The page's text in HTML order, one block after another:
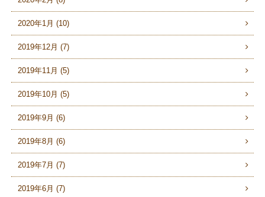
2020年1月 (10)
2019年12月 (7)
2019年11月 (5)
2019年10月 (5)
2019年9月 (6)
2019年8月 (6)
2019年7月 (7)
2019年6月 (7)